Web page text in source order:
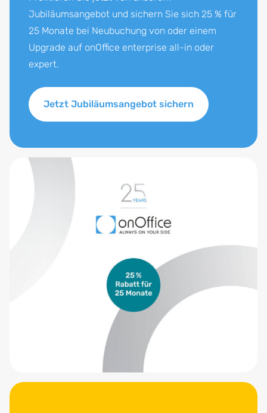
Jubiläumsangebot und sichern Sie sich 25 % für
25 Monate bei Neubuchung von oder einem
Upgrade auf onOffice enterprise all-in oder
expert.
Jetzt Jubiläumsangebot sichern